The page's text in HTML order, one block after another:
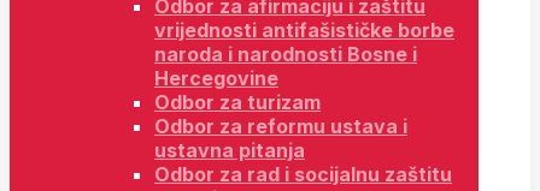
Odbor za afirmaciju i zaštitu
vrijednosti antifašističke borbe
naroda i narodnosti Bosne i
Hercegovine
Odbor za turizam
Odbor za reformu ustava i
ustavna pitanja
Odbor za rad i socijalnu zaštitu